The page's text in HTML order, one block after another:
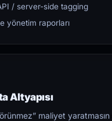
/ server-side tagging
yönetim raporları
Altyapısı
maliyet